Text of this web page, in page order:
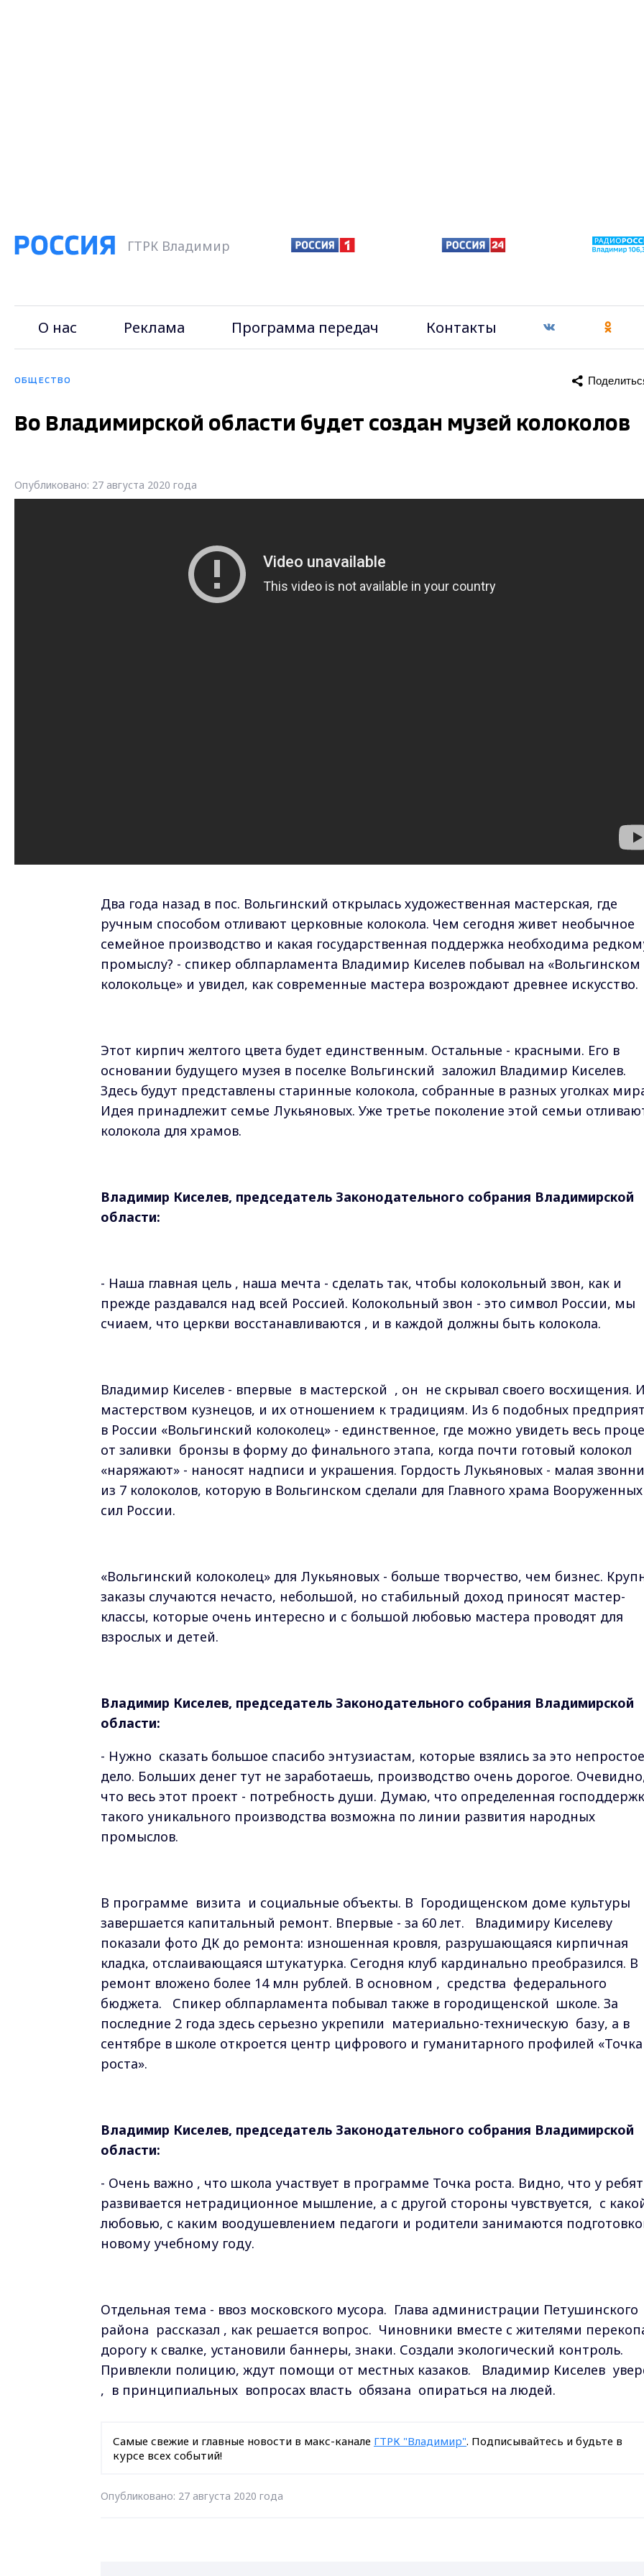
ГТРК Владимир
О нас Реклама Программа передач Контакты
ОБЩЕСТВО
Во Владимирской области будет создан музей колоколов
Опубликовано: 27 августа 2020 года
Два года назад в пос. Вольгинский открылась художественная мастерская, где
ручным способом отливают церковные колокола. Чем сегодня живет необычное
семейное производство и какая государственная поддержка необходима
промыслу? - спикер облпарламента Владимир Киселев побывал на «Вольгинском
колокольце» и увидел, как современные мастера возрождают древнее искусство.
Этот кирпич желтого цвета будет единственным. Остальные - красными. Его в
основании будущего музея в поселке Вольгинский заложил Владимир Киселев.
Здесь будут представлены старинные колокола, собранные в разных уголках
Идея принадлежит семье Лукьяновых. Уже третье поколение этой семьи
колокола для храмов.
Владимир Киселев, председатель Законодательного собрания Владимирской
области:
- Наша главная цель , наша мечта - сделать так, чтобы колокольный звон, как и
прежде раздавался над всей Россией. Колокольный звон - это символ России, мы
счиаем, что церкви восстанавливаются , и в каждой должны быть колокола.
Владимир Киселев - впервые в мастерской , он не скрывал своего восхищения. И
мастерством кузнецов, и их отношением к традициям. Из 6 подобных
в России «Вольгинский колоколец» - единственное, где можно увидеть весь
от заливки бронзы в форму до финального этапа, когда почти готовый колокол
«наряжают» - наносят надписи и украшения. Гордость Лукьяновых - малая
из 7 колоколов, которую в Вольгинском сделали для Главного храма Вооруженных
сил России.
«Вольгинский колоколец» для Лукьяновых - больше творчество, чем бизнес.
заказы случаются нечасто, небольшой, но стабильный доход приносят мастер-
классы, которые очень интересно и с большой любовью мастера проводят для
взрослых и детей.
Владимир Киселев, председатель Законодательного собрания Владимирской
области:
- Нужно сказать большое спасибо энтузиастам, которые взялись за это непростое
дело. Больших денег тут не заработаешь, производство очень дорогое.
что весь этот проект - потребность души. Думаю, что определенная
такого уникального производства возможна по линии развития народных
промыслов.
В программе визита и социальные объекты. В Городищенском доме культуры
завершается капитальный ремонт. Впервые - за 60 лет. Владимиру Киселеву
показали фото ДК до ремонта: изношенная кровля, разрушающаяся кирпичная
кладка, отслаивающаяся штукатурка. Сегодня клуб кардинально преобразился. В
ремонт вложено более 14 млн рублей. В основном , средства федерального
бюджета. Спикер облпарламента побывал также в городищенской школе. За
последние 2 года здесь серьезно укрепили материально-техническую базу, а в
сентябре в школе откроется центр цифрового и гуманитарного профилей «Точка
роста».
Владимир Киселев, председатель Законодательного собрания Владимирской
области:
- Очень важно , что школа участвует в программе Точка роста. Видно, что у ребят
развивается нетрадиционное мышление, а с другой стороны чувствуется, с
любовью, с каким воодушевлением педагоги и родители занимаются
новому учебному году.
Отдельная тема - ввоз московского мусора. Глава администрации Петушинского
района рассказал , как решается вопрос. Чиновники вместе с жителями
дорогу к свалке, установили баннеры, знаки. Создали экологический контроль.
Привлекли полицию, ждут помощи от местных казаков. Владимир Киселев
, в принципиальных вопросах власть обязана опираться на людей.
Самые свежие и главные новости в макс-канале ГТРК "Владимир". Подписывайтесь и будьте в
курсе всех событий!
Опубликовано: 27 августа 2020 года